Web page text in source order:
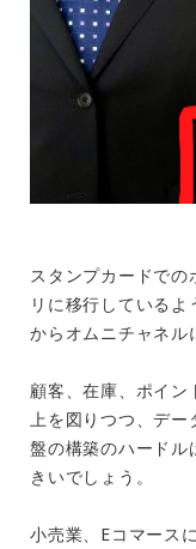
スタンプカードで
リに移行している
からオムニチャネル
顧客、在庫、ポイン
上を図りつつ、デ
盤の構築のハードル
きいでしょう。
小売業、Eコマース